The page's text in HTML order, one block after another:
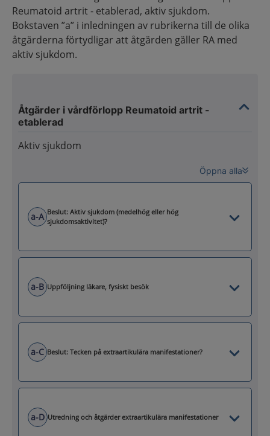
Reumatoid artrit - etablerad, aktiv sjukdom.
Bokstaven ”a” i inledningen av rubrikerna till de olika
åtgärderna förtydligar att åtgärden gäller RA med
aktiv sjukdom.
Åtgärder i vårdförlopp Reumatoid artrit -
etablerad
Aktiv sjukdom
Öppna alla
a-A Beslut: Aktiv sjukdom (medelhög eller hög
sjukdomsaktivitet)?
a-B Uppföljning läkare, fysiskt besök
a-C Beslut: Tecken på extraartikulära manifestationer?
a-D Utredning och åtgärder extraartikulära manifestationer